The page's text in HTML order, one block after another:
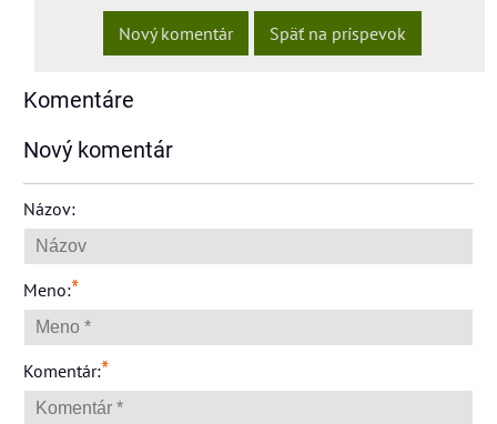
Späť na príspevok
Nový komentár
Komentáre
Nový komentár
Názov:
Meno:*
Komentár:*